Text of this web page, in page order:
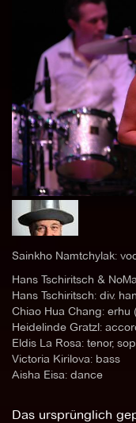
Sainkho Namtchylak:
Hans Tschiritsch &
Hans Tschiritsch: div.
Chiao Hua Chang: erhu
Heidelinde Gratzl:
Eldis La Rosa: tenor,
Victoria Kirilova: bass
Aisha Eisa: dance
Das ursprünglich